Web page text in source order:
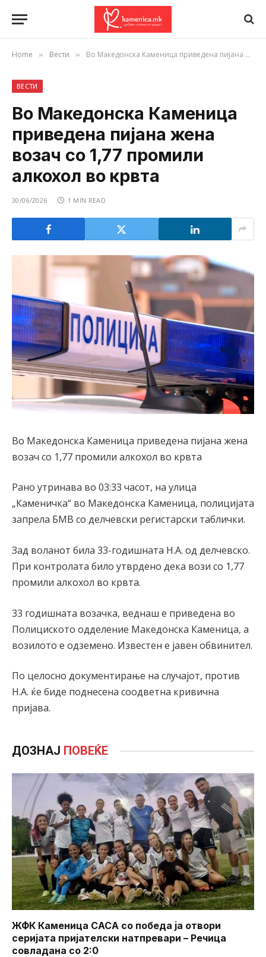
Home » Вести » Во Македонска Каменица приведена пијана жена возач со 1,77 промили алкохол во крвта
ВЕСТИ
Во Македонска Каменица
приведена пијана жена
возач со 1,77 промили
алкохол во крвта
30/06/2026 1 MIN READ
Во Македонска Каменица приведена пијана жена
возач со 1,77 промили алкохол во крвта
Рано утринава во 03:33 часот, на улица
„Каменичка“ во Македонска Каменица, полицијата
запрела БМВ со делчевски регистарски таблички.
Зад воланот била 33-годишната Н.А. од делчевско.
При контролата било утврдено дека вози со 1,77
промили алкохол во крвта.
33 годишната возачка, веднаш е приведена во
Полициското одделение Македонска Каменица, а
возилото е одземено. Известен е јавен обвинител.
По целосно документирање на случајот, против
Н.А. ќе биде поднесена соодветна кривична
пријава.
ДОЗНАЈ ПОВЕЌЕ
ЖФК Каменица САСА со победа ја отвори
серијата пријателски натпревари – Речица
совладана со 2:0